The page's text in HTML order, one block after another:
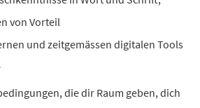
von Vorteil
und zeitgemässen digitalen Tools
die dir Raum geben, dich